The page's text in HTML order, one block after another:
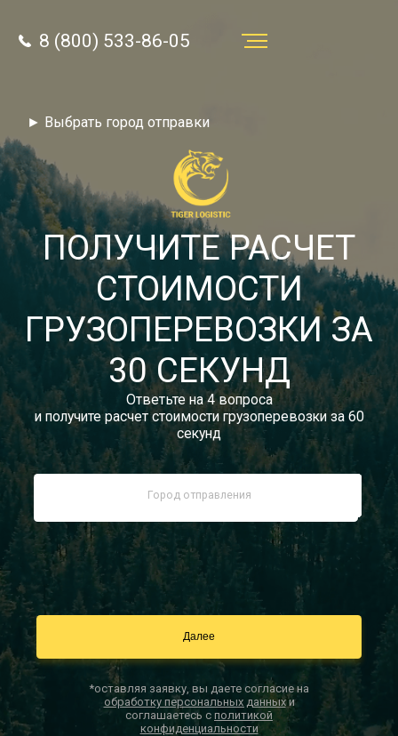
8 (800) 533-86-05
Звонок по России бесплатный
autotransport24@yandex.ru
Заказать звонок
Тарифы
Отзывы
Статьи
Новости
Документы
Контакты
► Выбрать город отправки
8 (800) 533-86-05
ПОЛУЧИТЕ РАСЧЕТ
СТОИМОСТИ
ГРУЗОПЕРЕВОЗКИ ЗА
30 СЕКУНД
Ответьте на 4 вопроса
и получите расчет стоимости грузоперевозки за 60
секунд
*оставляя заявку, вы даете согласие на
обработку персональных данныхи
соглашаетесь с политикой
конфиденциальности